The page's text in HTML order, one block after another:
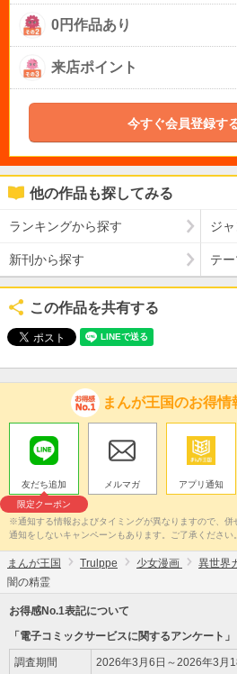
0円作品あり
来店ポイント
今すぐ会員登録す
他の作品も探してみる
ランキングから探す ジ
新刊から探す テ
この作品を共有する
まんが王国のお得情
友だち追加
限定クーポン
メルマガ アプリ通知
※通知する情報およびタイミングが異なりますので、
通知をしないキャンペーンもあります。ご了承ください。
まんが王国 Trulppe 少女漫画 異世界
闇の精霊
お得感No.1表記について
「電子コミックサービスに関するアンケート」
調査期間 2026年3月6日～2026年3月